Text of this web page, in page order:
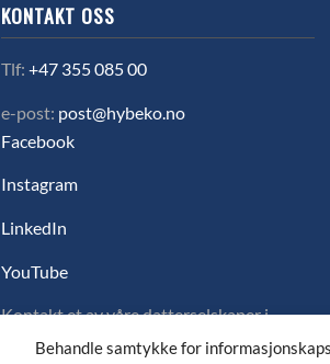
Behandle samtykke for
KONTAKT OSS
Tlf:+47 355 085 00
e-post: post@hybeko.no
Facebook
Instagram
LinkedIn
YouTube
Kontakt et av våre datterselskaper i
Sverige, Danmark eller Finland ved å